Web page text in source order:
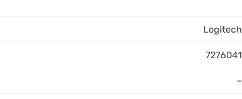
Logitech
7276041
–